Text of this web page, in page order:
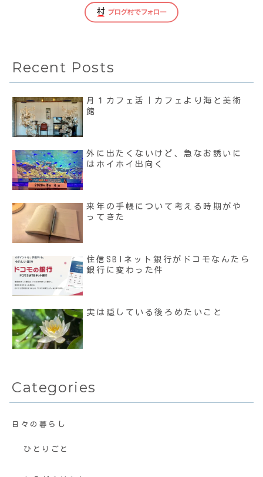
Recent Posts
月１カフェ活｜カフェより海と美術
館
外に出たくないけど、急なお誘いに
はホイホイ出向く
来年の手帳について考える時期がや
ってきた
住信SBIネット銀行がドコモなんたら
銀行に変わった件
実は隠している後ろめたいこと
Categories
日々の暮らし
ひとりごと